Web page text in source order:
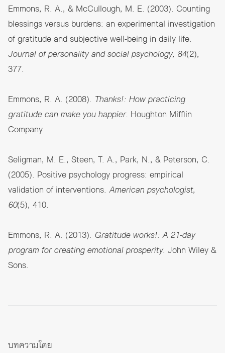
Emmons, R. A., & McCullough, M. E. (2003). Counting
blessings versus burdens: an experimental investigation
of gratitude and subjective well-being in daily life.
Journal of personality and social psychology, 84(2),
377.
Emmons, R. A. (2008). Thanks!: How practicing
gratitude can make you happier. Houghton Mifflin
Company.
Seligman, M. E., Steen, T. A., Park, N., & Peterson, C.
(2005). Positive psychology progress: empirical
validation of interventions. American psychologist,
60(5), 410.
Emmons, R. A. (2013). Gratitude works!: A 21-day
program for creating emotional prosperity. John Wiley &
Sons.
บทความโดย